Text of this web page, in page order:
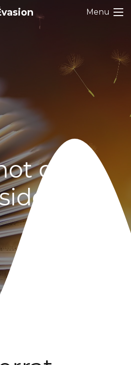
Menu
de la